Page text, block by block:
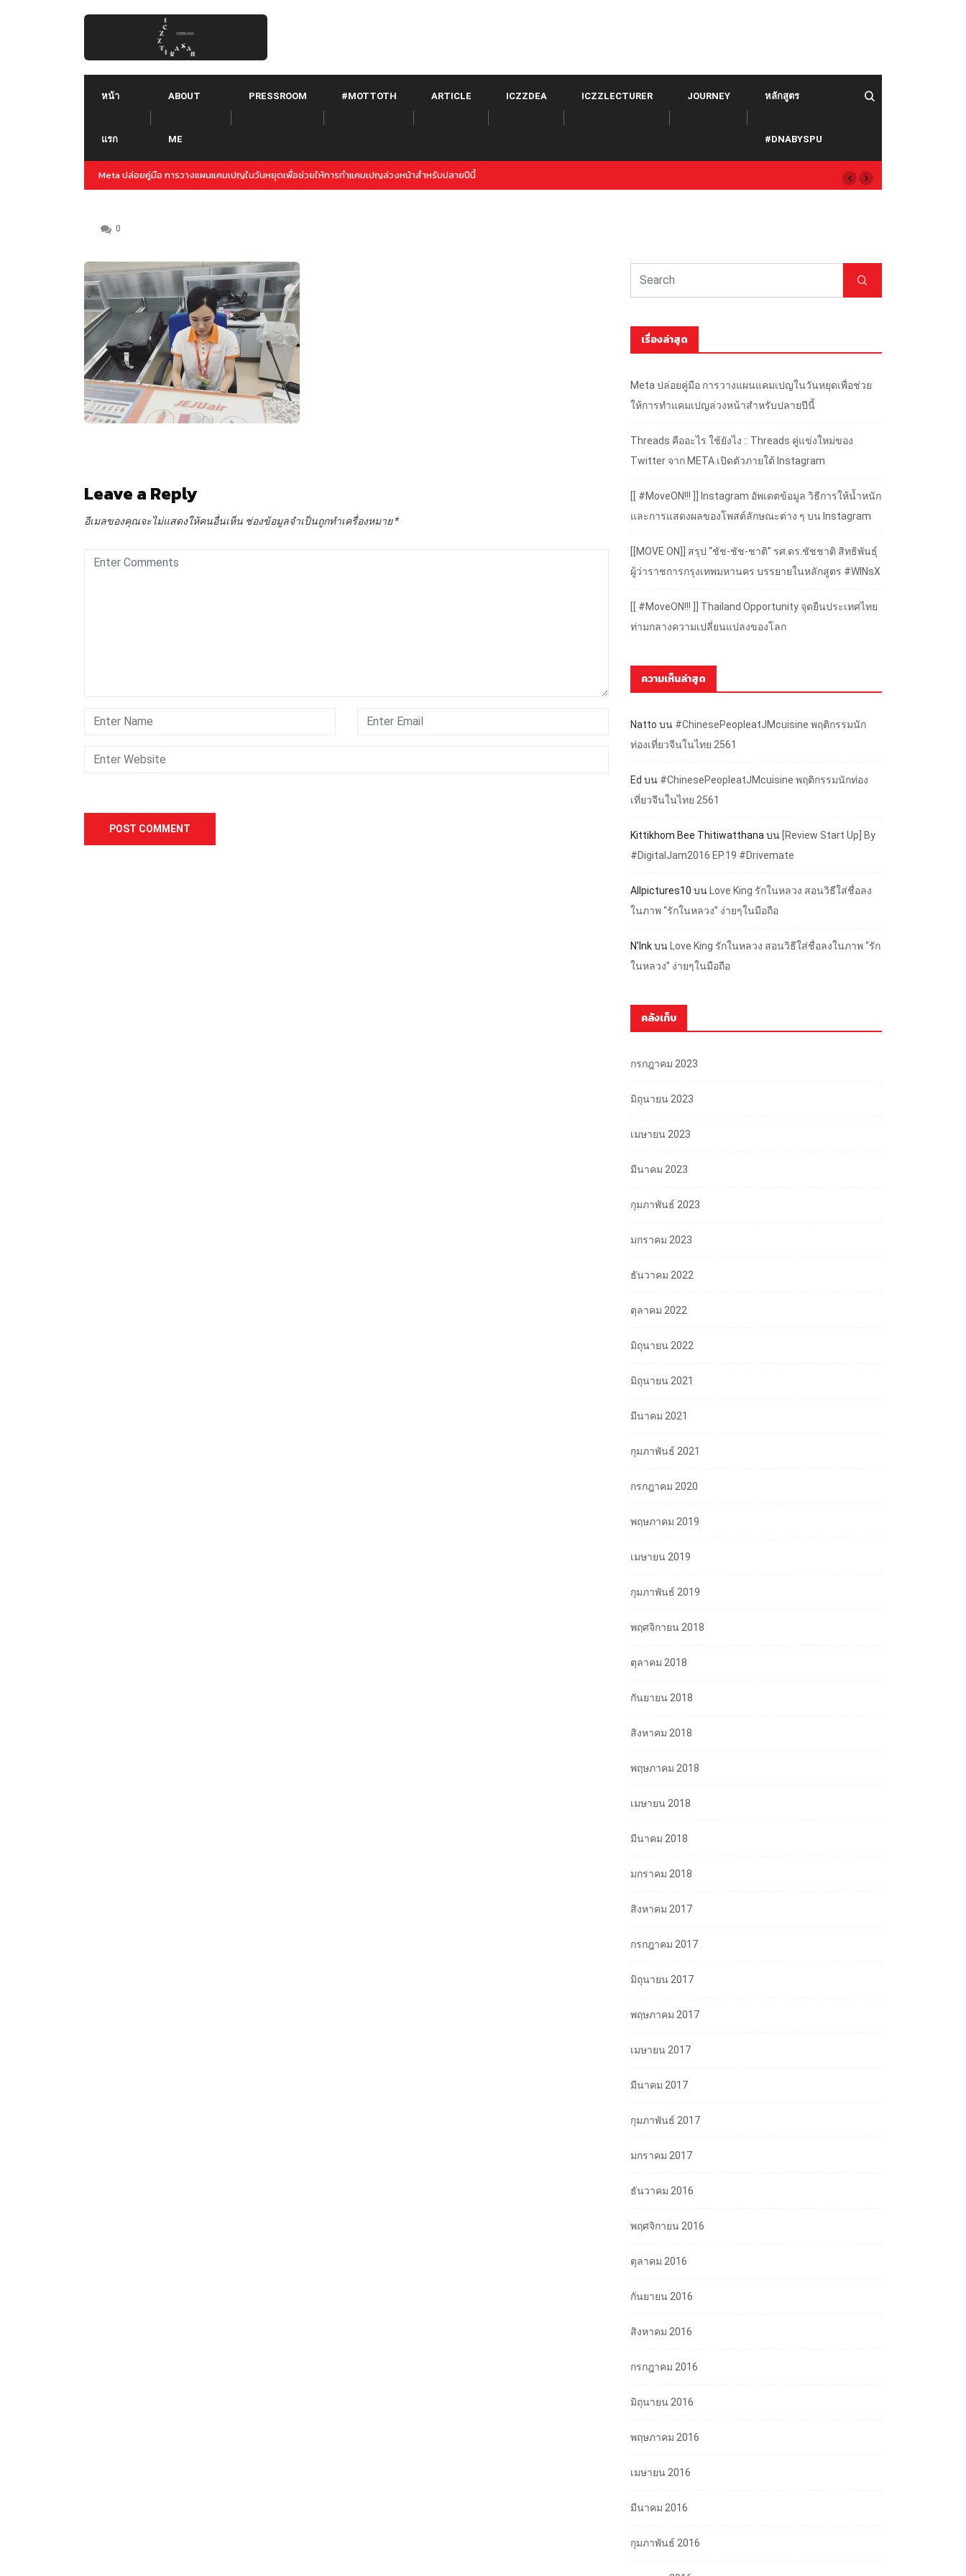
หน้า
แรก
ABOUT
ME
PRESSROOM #MOTTOTH ARTICLE ICZZDEA ICZZLECTURER JOURNEY หลักสูตร
#DNABYSPU
ญล่วงหน้าสำหรับปลายปีนี้Threads คืออะไร ใช้ยังไง :: Threads คู่แข่งใหม่ของ Twitter จาก META เปิดตัวภายใต้
Instagram
0
Leave a Reply
อีเมลของคุณจะไม่แสดงให้คนอื่นเห็น ช่องข้อมูลจำเป็นถูกทำเครื่องหมาย*
เรื่องล่าสุด
Meta ปล่อยคู่มือ การวางแผนแคมเปญในวันหยุดเพื่อช่วย
ให้การทำแคมเปญล่วงหน้าสำหรับปลายปีนี้
Threads คืออะไร ใช้ยังไง :: Threads คู่แข่งใหม่ของ
Twitter จาก META เปิดตัวภายใต้ Instagram
[[ #MoveON!!! ]] Instagram อัพเดตข้อมูล วิธีการให้น้ำหนัก
และการแสดงผลของโพสต์ลักษณะต่าง ๆ บน Instagram
[[MOVE ON]] สรุป “ชัช-ชัช-ชาติ” รศ.ดร.ชัชชาติ สิทธิพันธุ์
ผู้ว่าราชการกรุงเทพมหานคร บรรยายในหลักสูตร #WINsX
[[ #MoveON!!! ]] Thailand Opportunity จุดยืนประเทศไทย
ท่ามกลางความเปลี่ยนแปลงของโลก
ความเห็นล่าสุด
Natto บน #ChinesePeopleatJMcuisine พฤติกรรมนัก
ท่องเที่ยวจีนในไทย 2561
Ed บน #ChinesePeopleatJMcuisine พฤติกรรมนักท่อง
เที่ยวจีนในไทย 2561
Kittikhom Bee Thitiwatthana บน [Review Start Up] By
#DigitalJam2016 EP.19 #Drivemate
Allpictures10 บนLove King รักในหลวง สอนวิธีใส่ชื่อลง
ในภาพ “รักในหลวง” ง่ายๆในมือถือ
N'InkบนLove King รักในหลวง สอนวิธีใส่ชื่อลงในภาพ “รัก
ในหลวง” ง่ายๆในมือถือ
คลังเก็บ
กรกฎาคม 2023
มิถุนายน 2023
เมษายน 2023
มีนาคม 2023
กุมภาพันธ์ 2023
มกราคม 2023
ธันวาคม 2022
ตุลาคม 2022
มิถุนายน 2022
มิถุนายน 2021
มีนาคม 2021
กุมภาพันธ์ 2021
กรกฎาคม 2020
พฤษภาคม 2019
เมษายน 2019
กุมภาพันธ์ 2019
พฤศจิกายน 2018
ตุลาคม 2018
กันยายน 2018
สิงหาคม 2018
พฤษภาคม 2018
เมษายน 2018
มีนาคม 2018
มกราคม 2018
สิงหาคม 2017
กรกฎาคม 2017
มิถุนายน 2017
พฤษภาคม 2017
เมษายน 2017
มีนาคม 2017
กุมภาพันธ์ 2017
มกราคม 2017
ธันวาคม 2016
พฤศจิกายน 2016
ตุลาคม 2016
กันยายน 2016
สิงหาคม 2016
กรกฎาคม 2016
มิถุนายน 2016
พฤษภาคม 2016
เมษายน 2016
มีนาคม 2016
กุมภาพันธ์ 2016